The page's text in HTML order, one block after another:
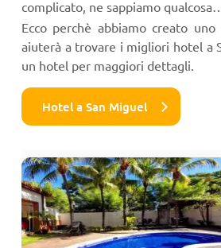
complicato, ne sappiamo qualcosa…
Ecco perchè abbiamo creato
aiuterà a trovare i migliori hotel a
un hotel per maggiori dettagli.
Hotel a San Miguel